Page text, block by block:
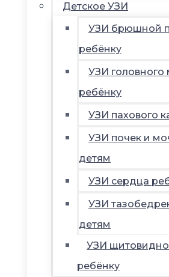
Детское УЗИ
УЗИ брюшной
ребёнку
УЗИ головного
ребёнку
УЗИ пахового
УЗИ почек и
детям
УЗИ сердца
УЗИ
детям
УЗИ
ребёнку